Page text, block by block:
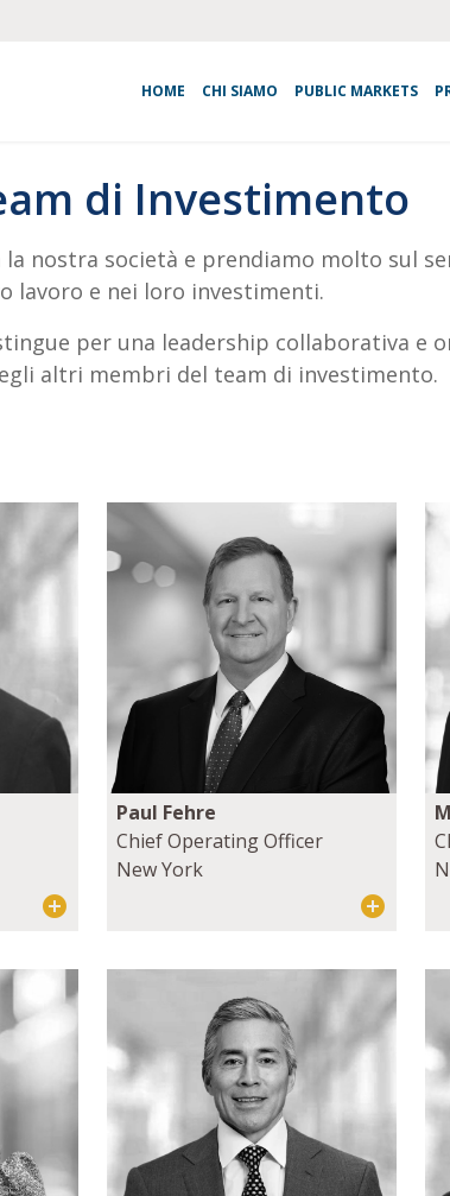
HOME CHI SIAMO PUBLIC MARKETS
di Investimento
nostra società e prendiamo molto sul
lavoro e nei loro investimenti.
per una leadership collaborativa e
altri membri del team di investimento.
Paul Fehre
Chief Operating Officer
New York